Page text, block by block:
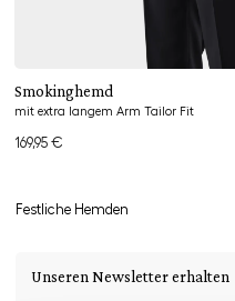
Hinzufügen
Smokinghemd
mit extra langem Arm Tailor Fit
169,95 €
Festliche Hemden
Unseren Newsletter erhalten